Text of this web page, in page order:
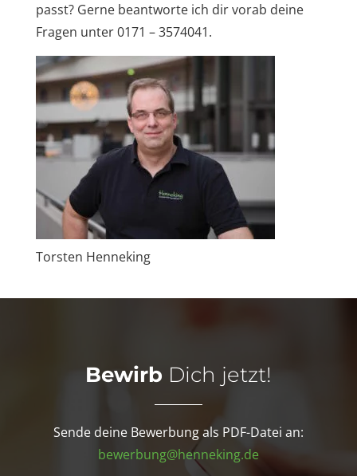
passt? Gerne beantworte ich dir vorab deine
Fragen unter 0171 – 3574041.
Torsten Henneking
Bewirb Dich jetzt!
Sende deine Bewerbung als PDF-Datei an:
bewerbung@henneking.de